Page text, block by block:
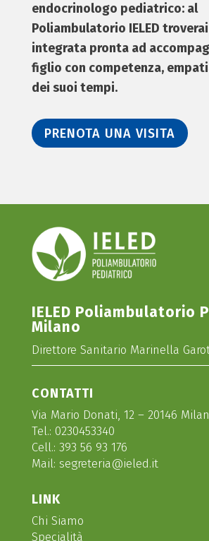
endocrinologo pediatrico: al
Poliambulatorio IELED
integrata pronta ad
figlio con competenza,
dei suoi tempi.
PRENOTA UNA VISITA
IELED Poliambulatorio
Milano
Direttore Sanitario Marinella
CONTATTI
Via Mario Donati, 12 – 20146
Tel.: 0230453340
Cell.: 393 56 93 176
Mail: segreteria@ieled.it
LINK
Chi Siamo
Specialità